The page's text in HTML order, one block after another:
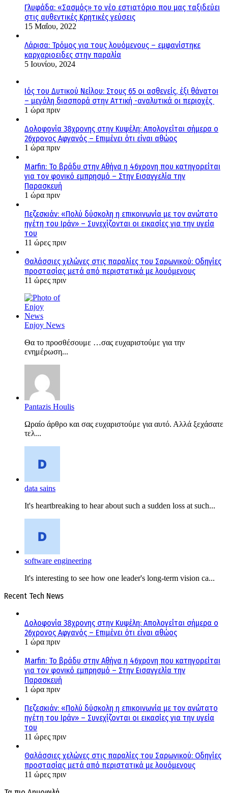
Γλυφάδα: «Σασμός» το νέο εστιατόριο που μας ταξιδεύει
στις αυθεντικές Κρητικές γεύσεις
15 Μαΐου, 2022
Λάρισα: Τρόμος για τους λουόμενους – εμφανίστηκε
καρχαριοειδες στην παραλία
5 Ιουνίου, 2024
Ιός του Δυτικού Νείλου: Στους 65 οι ασθενείς, έξι θάνατοι
– μεγάλη διασπορά στην Αττική -αναλυτικά οι περιοχές
1 ώρα πριν
Δολοφονία 38χρονης στην Κυψέλη: Απολογείται σήμερα ο
26χρονος Αφγανός – Επιμένει ότι είναι αθώος
1 ώρα πριν
Marfin: Το βράδυ στην Αθήνα η 46χρονη που κατηγορείται
για τον φονικό εμπρησμό – Στην Εισαγγελία την
Παρασκευή
1 ώρα πριν
Πεζεσκιάν: «Πολύ δύσκολη η επικοινωνία με τον ανώτατο
ηγέτη του Ιράν» – Συνεχίζονται οι εικασίες για την υγεία
του
11 ώρες πριν
Θαλάσσιες χελώνες στις παραλίες του Σαρωνικού: Οδηγίες
προστασίας μετά από περιστατικά με λουόμενους
11 ώρες πριν
Enjoy News
Θα το προσθέσουμε …σας ευχαριστούμε για την
ενημέρωση...
Pantazis Houlis
Ωραίο άρθρο και σας ευχαριστούμε για αυτό. Αλλά ξεχάσατε
τελ...
data sains
It's heartbreaking to hear about such a sudden loss at such...
software engineering
It's interesting to see how one leader's long-term vision ca...
Recent Tech News
Δολοφονία 38χρονης στην Κυψέλη: Απολογείται σήμερα ο
26χρονος Αφγανός – Επιμένει ότι είναι αθώος
1 ώρα πριν
Marfin: Το βράδυ στην Αθήνα η 46χρονη που κατηγορείται
για τον φονικό εμπρησμό – Στην Εισαγγελία την
Παρασκευή
1 ώρα πριν
Πεζεσκιάν: «Πολύ δύσκολη η επικοινωνία με τον ανώτατο
ηγέτη του Ιράν» – Συνεχίζονται οι εικασίες για την υγεία
του
11 ώρες πριν
Θαλάσσιες χελώνες στις παραλίες του Σαρωνικού: Οδηγίες
προστασίας μετά από περιστατικά με λουόμενους
11 ώρες πριν